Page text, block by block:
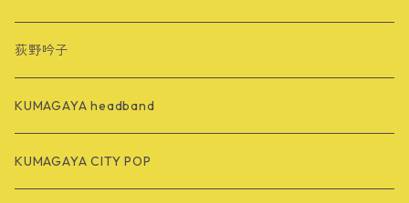
荻野吟子
KUMAGAYA headband
KUMAGAYA CITY POP